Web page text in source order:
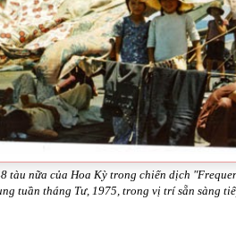
tàu nữa của Hoa Kỳ trong chiến dịch
tuần tháng Tư, 1975, trong vị trí sẵn sàng